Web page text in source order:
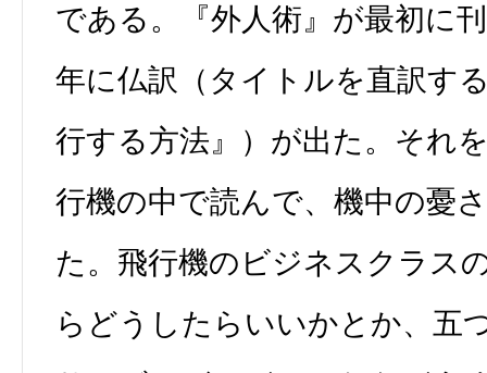
である。『外人術』が最初に
年に仏訳（タイトルを直訳す
行する方法』）が出た。それ
行機の中で読んで、機中の憂
た。飛行機のビジネスクラス
らどうしたらいいかとか、五